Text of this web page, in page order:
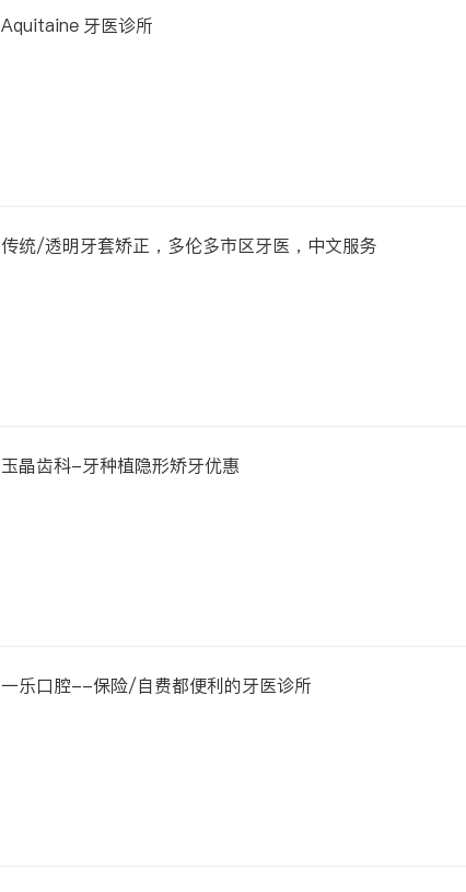
Aquitaine 牙医诊所
传统/透明牙套矫正，多伦多市区牙医，中文服务
玉晶齿科-牙种植隐形矫牙优惠
一乐口腔--保险/自费都便利的牙医诊所